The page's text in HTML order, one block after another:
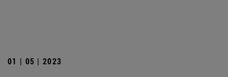
01 | 05 | 2023